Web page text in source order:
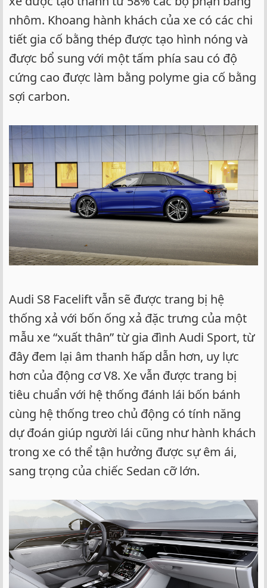
nhôm. Khoang hành khách của xe có các chi
tiết gia cố bằng thép được tạo hình nóng và
được bổ sung với một tấm phía sau có độ
cứng cao được làm bằng polyme gia cố bằng
sợi carbon.
Audi S8 Facelift vẫn sẽ được trang bị hệ
thống xả với bốn ống xả đặc trưng của một
mẫu xe “xuất thân” từ gia đình Audi Sport, từ
đây đem lại âm thanh hấp dẫn hơn, uy lực
hơn của động cơ V8. Xe vẫn được trang bị
tiêu chuẩn với hệ thống đánh lái bốn bánh
cùng hệ thống treo chủ động có tính năng
dự đoán giúp người lái cũng như hành khách
trong xe có thể tận hưởng được sự êm ái,
sang trọng của chiếc Sedan cỡ lớn.